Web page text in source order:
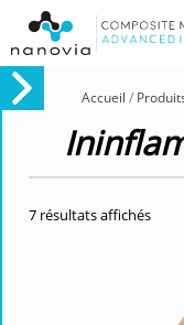
Accueil /
7 résultats affichés